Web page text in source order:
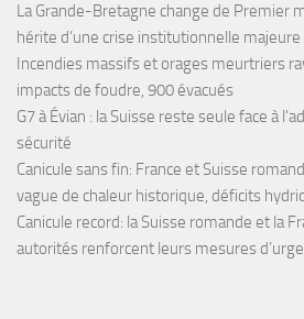
La Grande-Bretagne change de Premier
hérite d’une crise institutionnelle majeure
Incendies massifs et orages meurtriers
impacts de foudre, 900 évacués
G7 à Évian : la Suisse reste seule face à
sécurité
Canicule sans fin: France et Suisse
vague de chaleur historique, déficits
Canicule record: la Suisse romande et la
autorités renforcent leurs mesures